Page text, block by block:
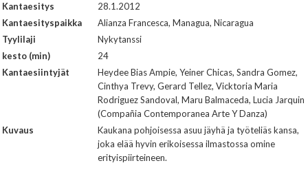
Kantaesitys
28.1.2012
Kantaesityspaikka
Alianza Francesca, Managua, Nicaragua
Tyylilaji
Nykytanssi
kesto (min)
24
Kantaesiintyjät
Heydee Bias Ampie, Yeiner Chicas, Sandra Gomez,
Cinthya Trevy, Gerard Tellez, Vicktoria Maria
Rodriguez Sandoval, Maru Balmaceda, Lucia Jarquin
(Compañia Contemporanea Arte Y Danza)
Kuvaus
Kaukana pohjoisessa asuu jäyhä ja työteliäs kansa,
joka elää hyvin erikoisessa ilmastossa omine
erityispiirteineen.